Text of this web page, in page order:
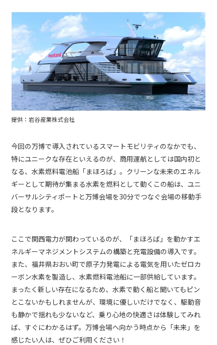
提供：岩谷産業株式会社
今回の万博で導入されているスマートモビリティのなかでも、
特にユニークな存在といえるのが、商用運航としては国内初と
なる、水素燃料電池船「まほろば」。クリーンな未来のエネル
ギーとして期待が集まる水素を燃料として動くこの船は、ユニ
バーサルシティポートと万博会場を30分でつなぐ会場の移動手
段となります。
ここで関西電力が関わっているのが、「まほろば」を動かすエ
ネルギーマネジメントシステムの構築と充電設備の導入です。
また、福井県おおい町で原子力発電による電気を用いたゼロカ
ーボン水素を製造し、水素燃料電池船に一部供給しています。
まったく新しい存在になるため、水素で動く船と聞いてもピン
とこないかもしれませんが、環境に優しいだけでなく、駆動音
も静かで揺れも少ないなど、乗り心地の快適さは体験してみれ
ば、すぐにわかるはず。万博会場へ向かう時点から「未来」を
感じたい人は、ぜひご利用ください！